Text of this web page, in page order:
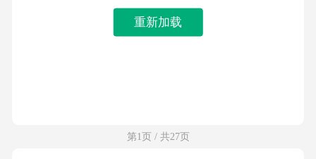
重新加载
第1页 / 共27页